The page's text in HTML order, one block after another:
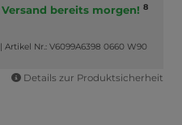
Versand bereits morgen! 8
|Artikel Nr.: V6099A6398 0660 W90
Details zur Produktsicherheit